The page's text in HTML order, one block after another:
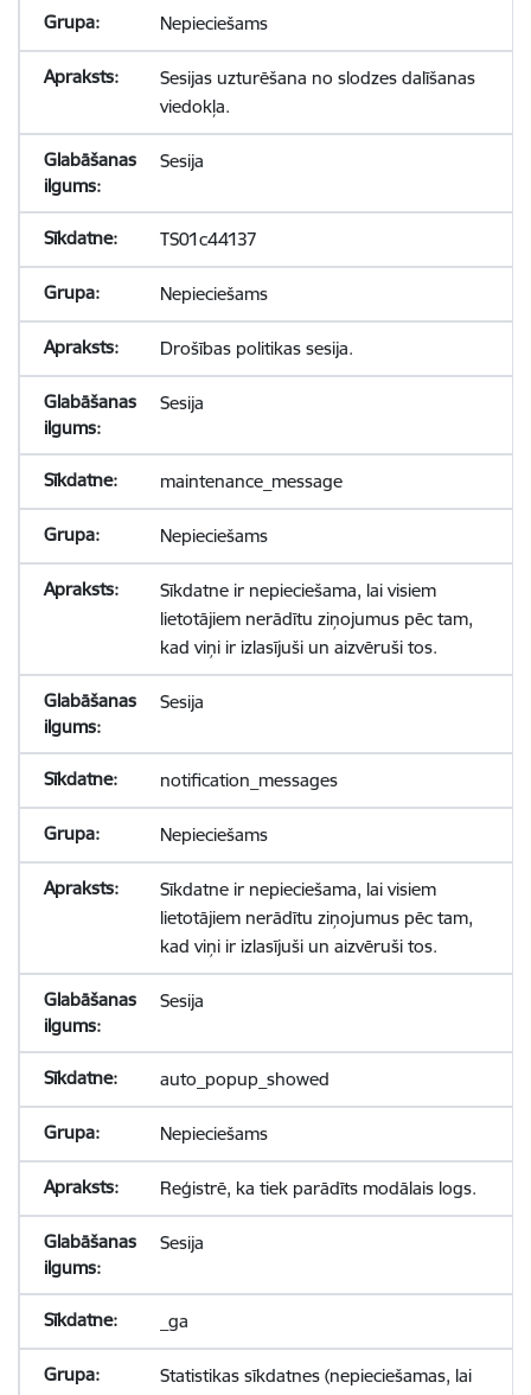
Nepieciešams
Sesijas uzturēšana no slodzes dalīšanas
viedokļa.
Sesija
TS01c44137
Nepieciešams
Drošības politikas sesija.
Sesija
maintenance_message
Nepieciešams
Sīkdatne ir nepieciešama, lai visiem
lietotājiem nerādītu ziņojumus pēc tam,
kad viņi ir izlasījuši un aizvēruši tos.
Sesija
notification_messages
Nepieciešams
Sīkdatne ir nepieciešama, lai visiem
lietotājiem nerādītu ziņojumus pēc tam,
kad viņi ir izlasījuši un aizvēruši tos.
Sesija
auto_popup_showed
Nepieciešams
Reģistrē, ka tiek parādīts modālais logs.
Sesija
_ga
Statistikas sīkdatnes (nepieciešamas, lai